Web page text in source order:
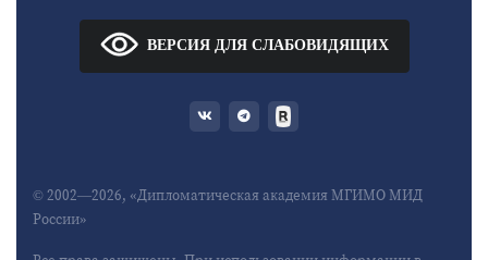
ВЕРСИЯ ДЛЯ СЛАБОВИДЯЩИХ
© 2002—2026, «Дипломатическая академия МГИМО МИД
России»